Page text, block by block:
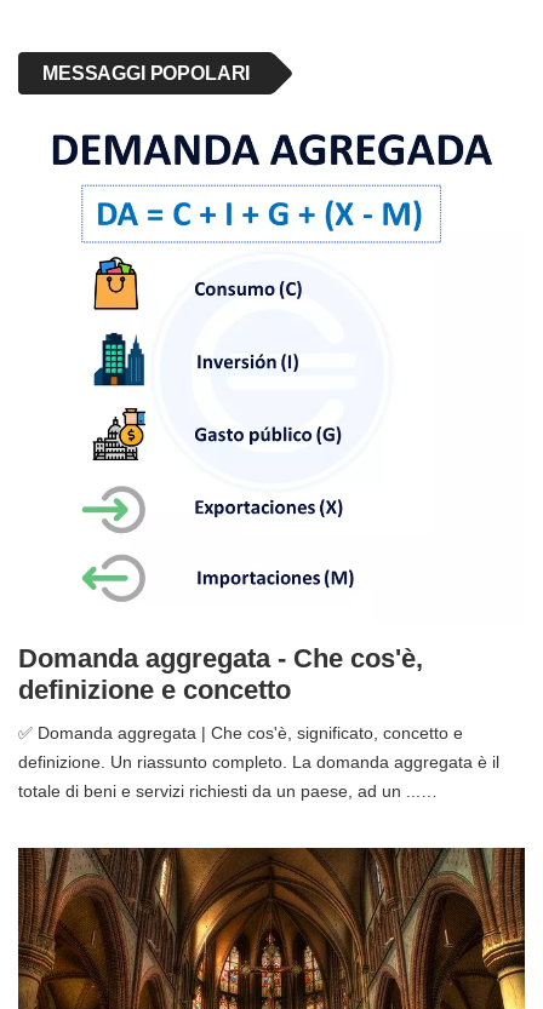
MESSAGGI POPOLARI
Domanda aggregata - Che cos'è,
definizione e concetto
✅ Domanda aggregata | Che cos'è, significato, concetto e
definizione. Un riassunto completo. La domanda aggregata è il
totale di beni e servizi richiesti da un paese, ad un ...…